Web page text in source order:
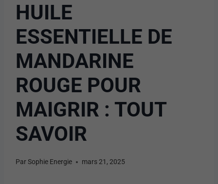
HUILE
ESSENTIELLE DE
MANDARINE
ROUGE POUR
MAIGRIR : TOUT
SAVOIR
ParSophie Energie mars 21, 2025